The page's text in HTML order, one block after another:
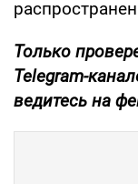
Только
Telegram-
ведитесь на